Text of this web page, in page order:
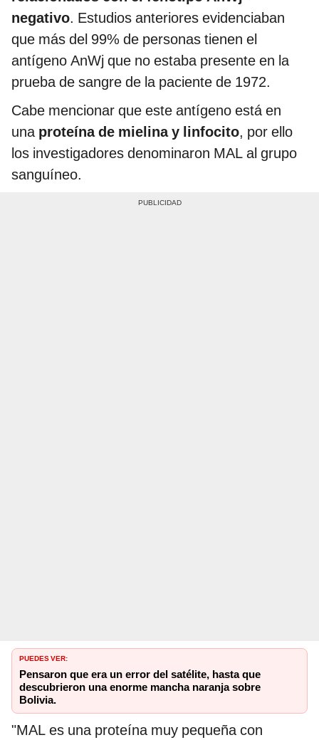
negativo. Estudios anteriores evidenciaban
que más del 99% de personas tienen el
antígeno AnWj que no estaba presente en la
prueba de sangre de la paciente de 1972.
Cabe mencionar que este antígeno está en
unaproteína de mielina y linfocito, por ello
los investigadores denominaron MAL al grupo
sanguíneo.
PUEDES VER:
Pensaron que era un error del satélite, hasta que
descubrieron una enorme mancha naranja sobre
Bolivia.
"MAL es una proteína muy pequeña con